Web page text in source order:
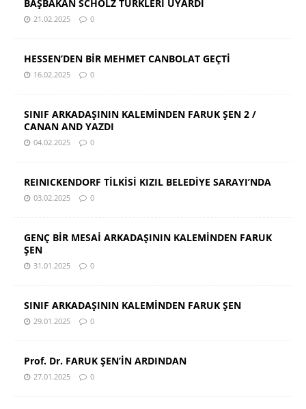
BAŞBAKAN SCHOLZ TÜRKLERİ UYARDI
21.02.2025 0
HESSEN’DEN BİR MEHMET CANBOLAT GEÇTİ
16.02.2025 0
SINIF ARKADAŞININ KALEMİNDEN FARUK ŞEN 2 /
CANAN AND YAZDI
04.02.2025 0
REINICKENDORF TİLKİSİ KIZIL BELEDİYE SARAYI’NDA
03.02.2025 0
GENÇ BİR MESAİ ARKADAŞININ KALEMİNDEN FARUK
ŞEN
31.01.2025 0
SINIF ARKADAŞININ KALEMİNDEN FARUK ŞEN
29.01.2025 0
Prof. Dr. FARUK ŞEN’İN ARDINDAN
27.01.2025 0